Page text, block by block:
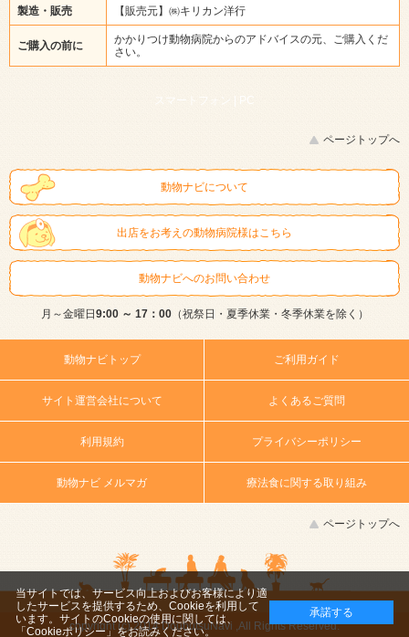
製造・販売 【販売元】㈱キリカン洋行
ご購入の前に
かかりつけ動物病院からのアドバイスの元、ご購入くだ
さい。
スマートフォン | PC
ページトップへ
動物ナビについて
出店をお考えの動物病院様はこちら
動物ナビへのお問い合わせ
月～金曜日9:00 ～ 17：00（祝祭日・夏季休業・冬季休業を除く）
動物ナビトップ ご利用ガイド
サイト運営会社について よくあるご質問
利用規約 プライバシーポリシー
動物ナビ メルマガ 療法食に関する取り組み
ページトップへ
copyright (c) 2014 DoubutsuNavi ,All Rights Reserved.
当サイトでは、サービス向上およびお客様により適
したサービスを提供するため、Cookieを利用して
います。サイトのCookieの使用に関しては、
「Cookieポリシー」 をお読みください。
承諾する